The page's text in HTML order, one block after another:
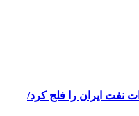
نفت ایران را فلج کرد/